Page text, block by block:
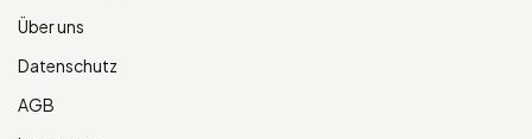
Über uns
Datenschutz
AGB